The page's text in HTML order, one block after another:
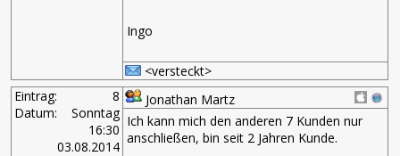
Ingo
<versteckt>
Eintrag:
8
Datum:
Sonntag
16:30
03.08.2014
Jonathan Martz
Ich kann mich den anderen 7 Kunden nur
anschließen, bin seit 2 Jahren Kunde.